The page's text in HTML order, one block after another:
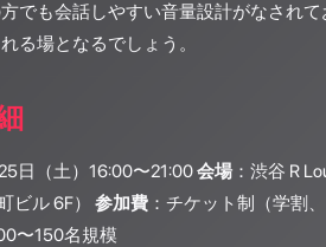
でも会話しやすい音量設計がなされ
る場となるでしょう。
日（土）16:00〜21:00会場 ：渋谷 R
ビル 6F） 参加費 ：チケット制（学割
〜150名規模